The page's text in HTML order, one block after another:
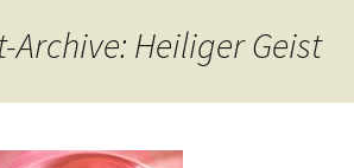
Heiliger Geist